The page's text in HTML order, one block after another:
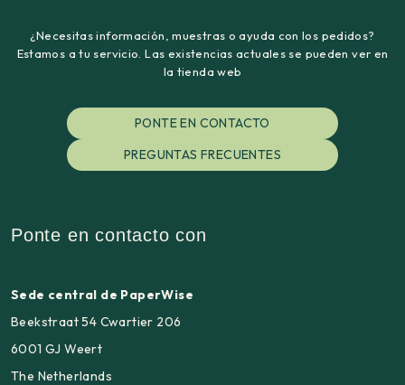
¿Necesitas información, muestras o ayuda con los pedidos?
Estamos a tu servicio. Las existencias actuales se pueden ver en
la tienda web
PONTE EN CONTACTO
PREGUNTAS FRECUENTES
Ponte en contacto con
Sede central de PaperWise
Beekstraat 54 Cwartier 206
6001 GJ Weert
The Netherlands